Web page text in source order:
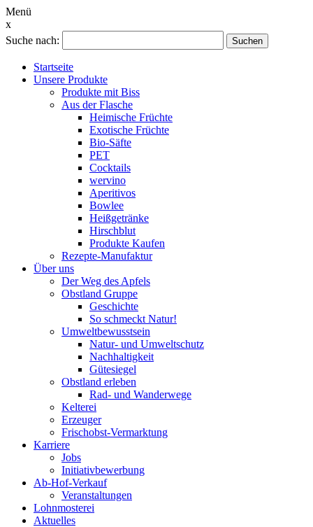
Menü
x
Suche nach:
Suchen
Startseite
Unsere Produkte
Produkte mit Biss
Aus der Flasche
Heimische Früchte
Exotische Früchte
Bio-Säfte
PET
Cocktails
wervino
Aperitivos
Bowlee
Heißgetränke
Hirschblut
Produkte Kaufen
Rezepte-Manufaktur
Über uns
Der Weg des Apfels
Obstland Gruppe
Geschichte
So schmeckt Natur!
Umweltbewusstsein
Natur- und Umweltschutz
Nachhaltigkeit
Gütesiegel
Obstland erleben
Rad- und Wanderwege
Kelterei
Erzeuger
Frischobst-Vermarktung
Karriere
Jobs
Initiativbewerbung
Ab-Hof-Verkauf
Veranstaltungen
Lohnmosterei
Aktuelles